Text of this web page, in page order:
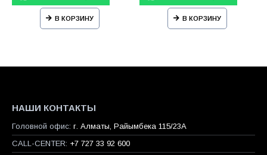
В КОРЗИНУ В КОРЗИНУ
НАШИ КОНТАКТЫ
Головной офис: г. Алматы, Райымбека 115/23A
CALL-CENTER: +7 727 33 92 600